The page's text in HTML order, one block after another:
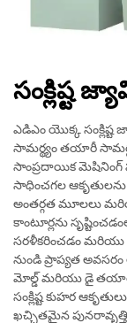
సంక్లిష్ట
ఎడిఎం యొక్క సంక్లిష్ట
సామర్థ్యం తయారీ
సాంప్రదాయిక మెషినింగ్
సాధించగల
అంతర్గత మూలలు
కాంటూర్లను
సరళీకరించడం మరియు
నుండి ప్రాప్యత
మోల్డ్ మరియు డై తయారీలో
సంక్లిష్ట కుహర
ఖచ్చితమైన